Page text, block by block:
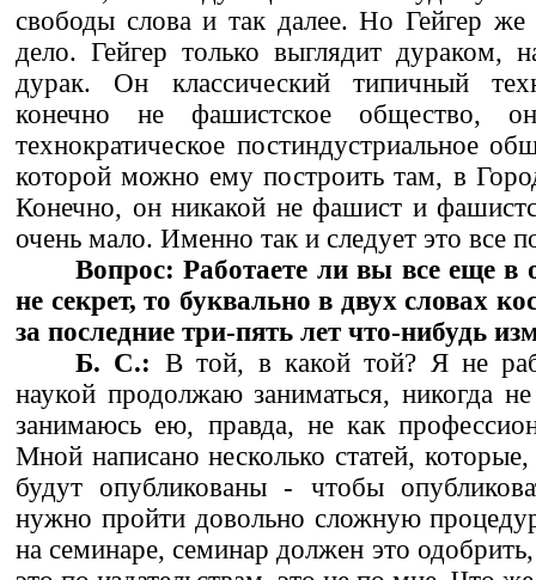
свободы слова и так далее. Но Гейгер
дело. Гейгер только выглядит дураком,
дурак. Он классический типичный
конечно не фашистское общество,
технократическое постиндустриальное
которой можно ему построить там, в
Конечно, он никакой не фашист и
очень мало. Именно так и следует это все
Вопрос: Работаете ли вы все еще в
не секрет, то буквально в двух словах
за последние три-пять лет что-нибудь
Б. С.: В той, в какой той? Я не
наукой продолжаю заниматься, никогда
занимаюсь ею, правда, не как
Мной написано несколько статей,
будут опубликованы - чтобы
нужно пройти довольно сложную
на семинаре, семинар должен это